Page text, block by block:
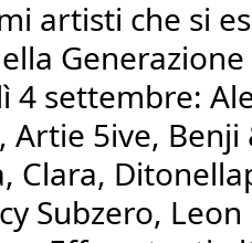
artisti che si
Generazione
4 settembre:
Artie 5ive, Benji
Clara,
Subzero, Leon